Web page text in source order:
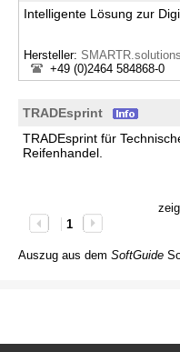
Intelligente Lösung zur
Hersteller:
+49 (0)2464 584868-0
TRADEsprint
TRADEsprint für
Reifenhandel.
1
Auszug aus dem SoftGuide